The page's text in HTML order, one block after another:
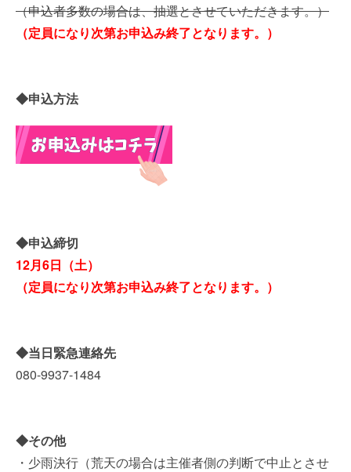
（申込者多数の場合は、抽選とさせていただきます。）
（定員になり次第お申込み終了となります。）
◆申込方法
◆申込締切
12月6日（土）
（定員になり次第お申込み終了となります。）
◆当日緊急連絡先
080-9937-1484
◆その他
・少雨決行（荒天の場合は主催者側の判断で中止とさせ